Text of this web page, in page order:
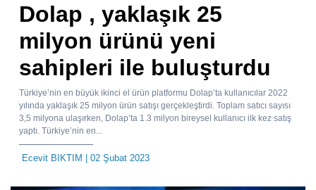
Dolap , yaklaşık 25
milyon ürünü yeni
sahipleri ile buluşturdu
Türkiye’nin en büyük ikinci el ürün platformu Dolap’ta kullanıcılar 2022
yılında yaklaşık 25 milyon ürün satışı gerçekleştirdi. Toplam satıcı sayısı
3,5 milyona ulaşırken, Dolap’ta 1.3 milyon bireysel kullanıcı ilk kez satış
yaptı. Türkiye’nin en...
Ecevit BIKTIM | 02 Şubat 2023